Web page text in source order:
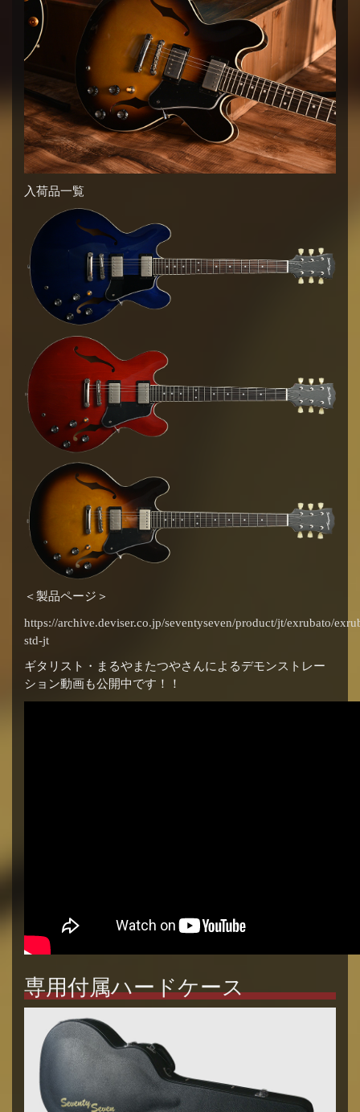
入荷品一覧
＜製品ページ＞
https://archive.deviser.co.jp/seventyseven/product/jt/exrubato/
std-jt
ギタリスト・まるやまたつやさんによるデモンストレー
ション動画も公開中です！！
専用付属ハードケース